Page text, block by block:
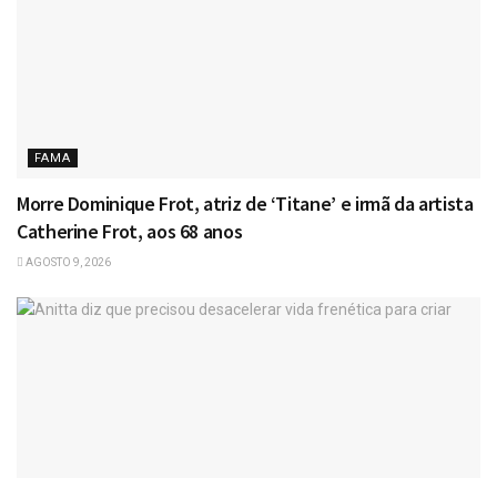
FAMA
Morre Dominique Frot, atriz de ‘Titane’ e irmã da artista
Catherine Frot, aos 68 anos
AGOSTO 9, 2026